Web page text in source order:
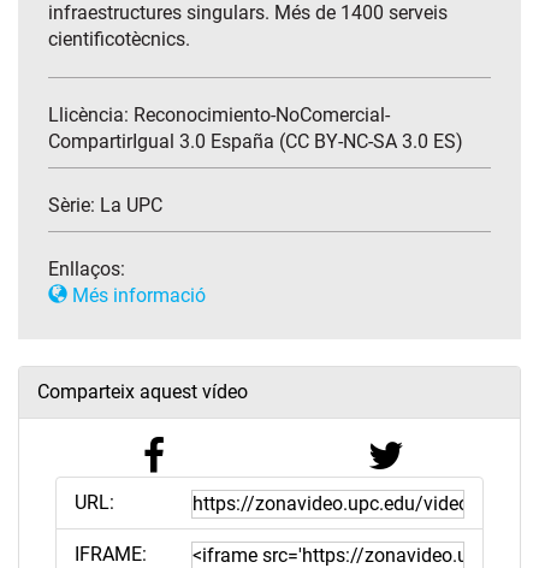
infraestructures singulars. Més de 1400 serveis
cientificotècnics.
Llicència: Reconocimiento-NoComercial-
CompartirIgual 3.0 España (CC BY-NC-SA 3.0 ES)
Sèrie: La UPC
Enllaços:
Més informació
Comparteix aquest vídeo
URL:
IFRAME: